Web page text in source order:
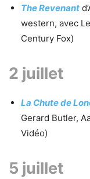
The Revenant
western, avec
Century Fox)
2 juillet
La Chute de
Gerard Butler,
Vidéo)
5 juillet